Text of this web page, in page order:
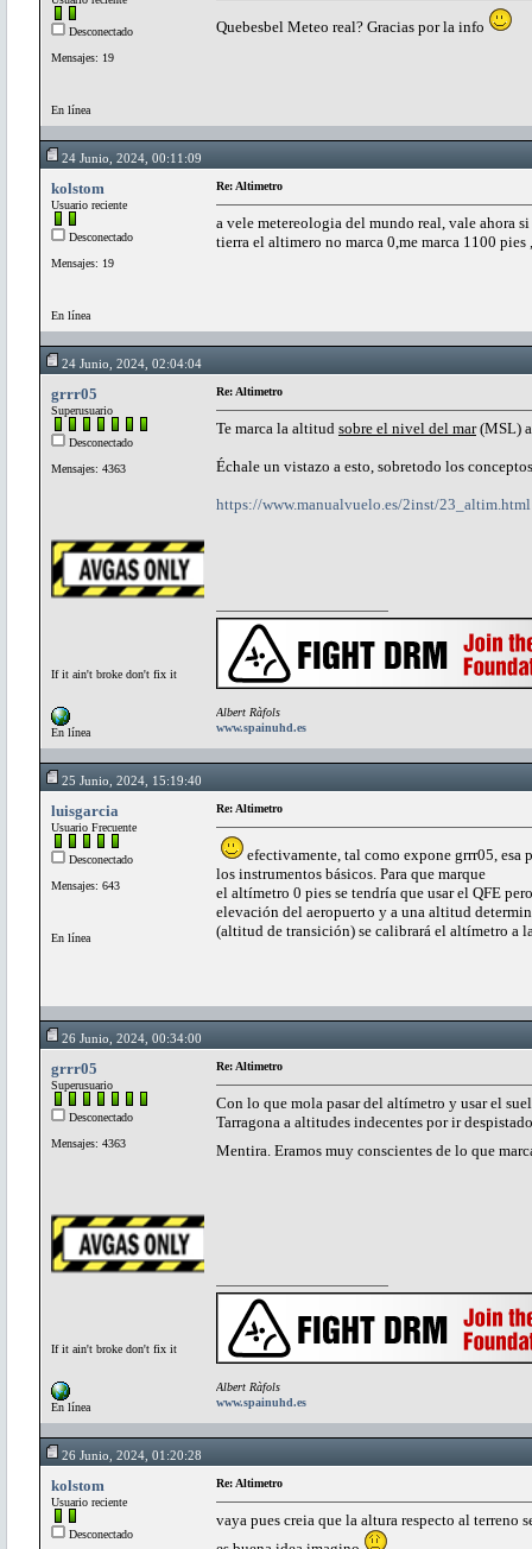
Desconectado
Mensajes: 19
En línea
Quebesbel Meteo real? Gracias por la info
24 Junio, 2024, 00:11:09
kolstom
Usuario reciente
Desconectado
Mensajes: 19
En línea
Re: Altimetro
a vele metereologia del mundo real, vale ahora
tierra el altimero no marca 0,me marca 1100 pies
24 Junio, 2024, 02:04:04
grrr05
Superusuario
Desconectado
Mensajes: 4363
If it ain't broke don't fix it
En línea
Re: Altimetro
Te marca la altitud sobre el nivel del mar(MSL) a
Échale un vistazo a esto, sobretodo los
https://www.manualvuelo.es/2inst/23_altim.html
Albert Ràfols
www.spainuhd.es
25 Junio, 2024, 15:19:40
luisgarcia
Usuario Frecuente
Desconectado
Mensajes: 643
En línea
Re: Altimetro
efectivamente, tal como expone grrr05,
los instrumentos básicos. Para que marque
el altímetro 0 pies se tendría que usar el QFE
elevación del aeropuerto y a una altitud
(altitud de transición) se calibrará el altímetro a
26 Junio, 2024, 00:34:00
grrr05
Superusuario
Desconectado
Mensajes: 4363
If it ain't broke don't fix it
En línea
Re: Altimetro
Con lo que mola pasar del altímetro y usar el
Tarragona a altitudes indecentes por ir
Mentira. Eramos muy conscientes de lo que
Albert Ràfols
www.spainuhd.es
26 Junio, 2024, 01:20:28
kolstom
Usuario reciente
Desconectado
Re: Altimetro
vaya pues creia que la altura respecto al terreno